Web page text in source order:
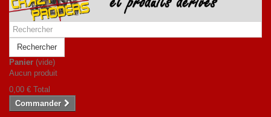
Rechercher
Panier (vide)
Aucun produit
0,00 € Total
Commander